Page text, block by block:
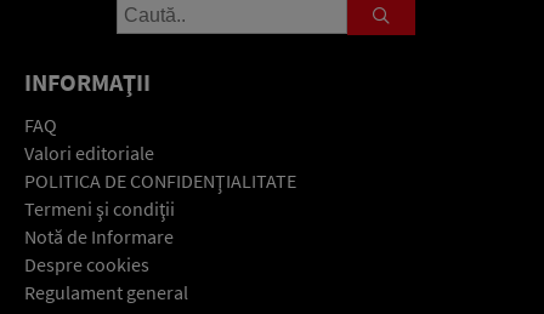
INFORMAŢII
FAQ
Valori editoriale
POLITICA DE CONFIDENŢIALITATE
Termeni şi condiţii
Notă de Informare
Despre cookies
Regulament general